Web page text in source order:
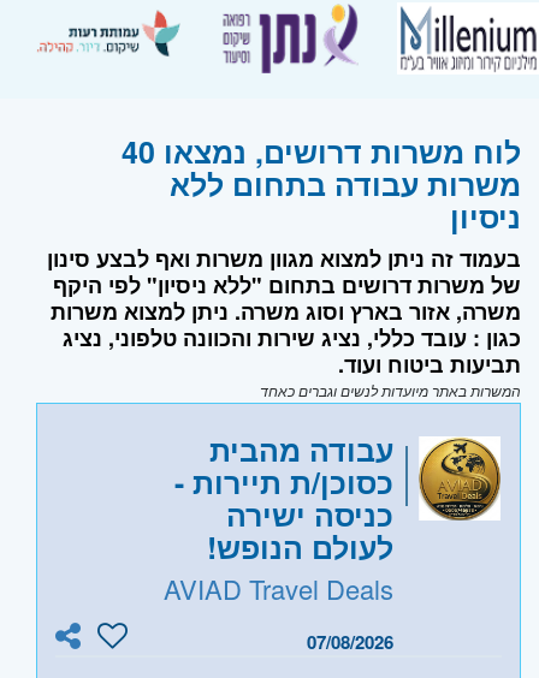
לוח משרות דרושים, נמצאו 40
משרות עבודה בתחום ללא
ניסיון
בעמוד זה ניתן למצוא מגוון משרות ואף לבצע סינון
של משרות דרושים בתחום "ללא ניסיון" לפי היקף
משרה, אזור בארץ וסוג משרה. ניתן למצוא משרות
כגון : עובד כללי, נציג שירות והכוונה טלפוני, נציג
תביעות ביטוח ועוד.
המשרות באתר מיועדות לנשים וגברים כאחד
עבודה מהבית
כסוכן/ת תיירות -
כניסה ישירה
לעולם הנופש!
AVIAD Travel Deals
07/08/2026